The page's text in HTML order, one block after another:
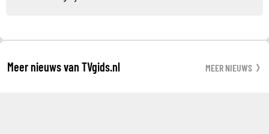
Meer nieuws van TVgids.nl MEER NIEUWS